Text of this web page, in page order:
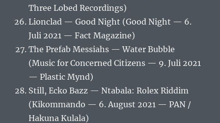
Three Lobed Recordings)
Lionclad — Good Night (Good Night — 6.
Juli 2021 — Fact Magazine)
The Prefab Messiahs — Water Bubble
(Music for Concerned Citizens — 9. Juli 2021
— Plastic Mynd)
Still, Ecko Bazz — Ntabala: Rolex Riddim
(Kikommando — 6. August 2021 — PAN /
Hakuna Kulala)